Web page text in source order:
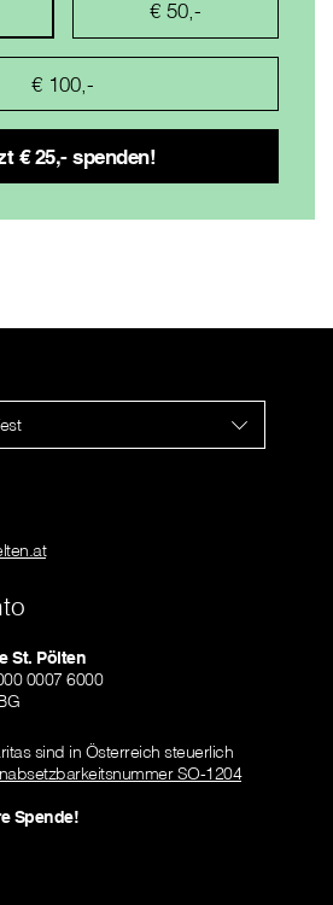
€ 50,-
€ 100,-
St. Pölten
0007 6000
sind in Österreich steuerlich
SO-1204
Spende!